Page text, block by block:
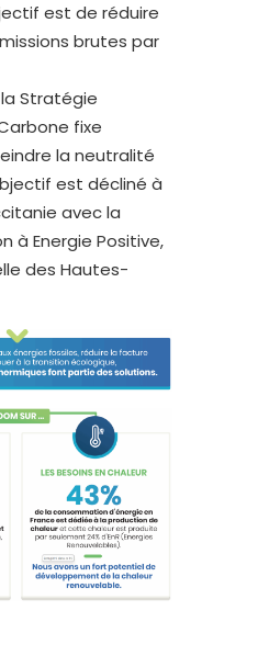
est de réduire
brutes par
Stratégie
fixe
la neutralité
est décliné à
avec la
à Energie Positive,
des Hautes-